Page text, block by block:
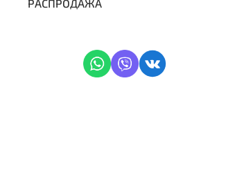
РАСПРОДАЖА